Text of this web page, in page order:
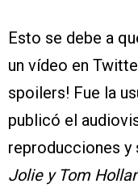
Esto se debe a
un vídeo en
spoilers! Fue la
publicó el
reproducciones y
Jolie y Tom